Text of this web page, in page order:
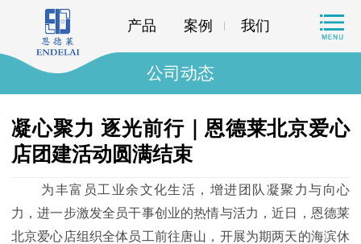
产品 案例 我们
公司动态
凝心聚力 逐光前行｜恩德莱北京爱心
店团建活动圆满结束
为丰富员工业余文化生活，增进团队凝聚力与向心
力，进一步激发全员干事创业的热情与活力，近日，恩德莱
北京爱心店组织全体员工前往唐山，开展为期两天的海滨休